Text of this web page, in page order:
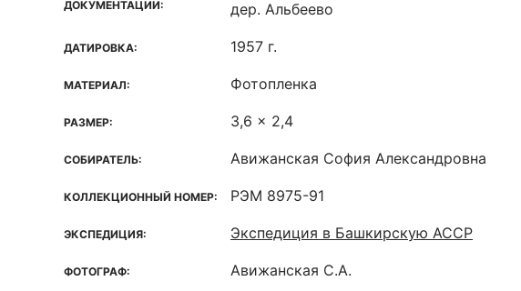
ДОКУМЕНТАЦИИ:
дер. Альбеево
ДАТИРОВКА: 1957 г.
МАТЕРИАЛ: Фотопленка
РАЗМЕР: 3,6 x 2,4
СОБИРАТЕЛЬ: Авижанская София Александровна
КОЛЛЕКЦИОННЫЙ НОМЕР: РЭМ 8975-91
ЭКСПЕДИЦИЯ: Экспедиция в Башкирскую АССР
ФОТОГРАФ: Авижанская С.А.